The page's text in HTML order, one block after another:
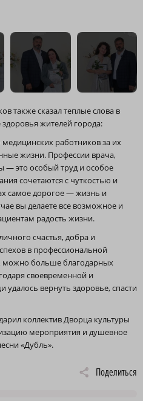
также сказал теплые слова в
жителей города:
работников за их
жизни. Профессии врача,
— это особый труд и особое
сочетаются с чуткостью и
самое дорогое — жизнь и
вы делаете все возможное и
радость жизни.
счастья, добра и
в профессиональной
можно больше благодарных
своевременной и
вернуть здоровье, спасти
коллектив Дворца культуры
мероприятия и душевное
«Дубль».
Поделиться